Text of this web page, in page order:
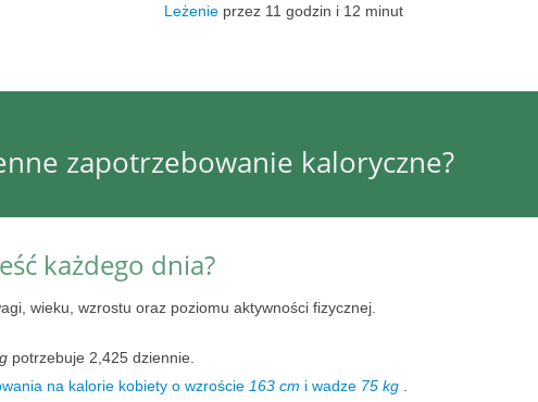
Leżenieprzez 11 godzin i 12 minut
zapotrzebowanie kaloryczne?
każdego dnia?
wieku, wzrostu oraz poziomu aktywności fizycznej.
potrzebuje 2,425 dziennie.
na kalorie kobiety o wzroście 163 cm i wadze 75 kg